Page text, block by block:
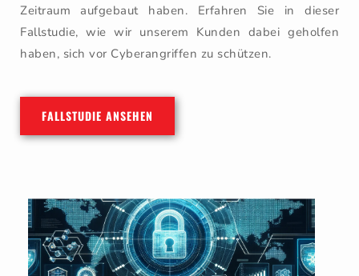
Zeitraum aufgebaut haben. Erfahren Sie in dieser
Fallstudie, wie wir unserem Kunden dabei geholfen
haben, sich vor Cyberangriffen zu schützen.
FALLSTUDIE ANSEHEN